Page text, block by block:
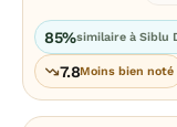
85%similaire à Siblu
7.8Moins bien noté